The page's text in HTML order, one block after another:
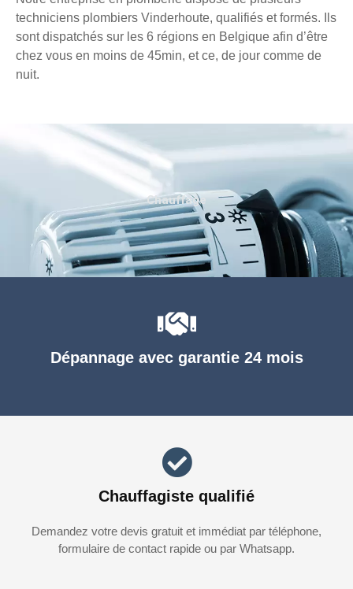
techniciens plombiers Vinderhoute, qualifiés et formés. Ils
sont dispatchés sur les 6 régions en Belgique afin d’être
chez vous en moins de 45min, et ce, de jour comme de
nuit.
Dépannage avec garantie 24 mois
Chauffagiste qualifié
Demandez votre devis gratuit et immédiat par téléphone,
formulaire de contact rapide ou par Whatsapp.
Chauffage